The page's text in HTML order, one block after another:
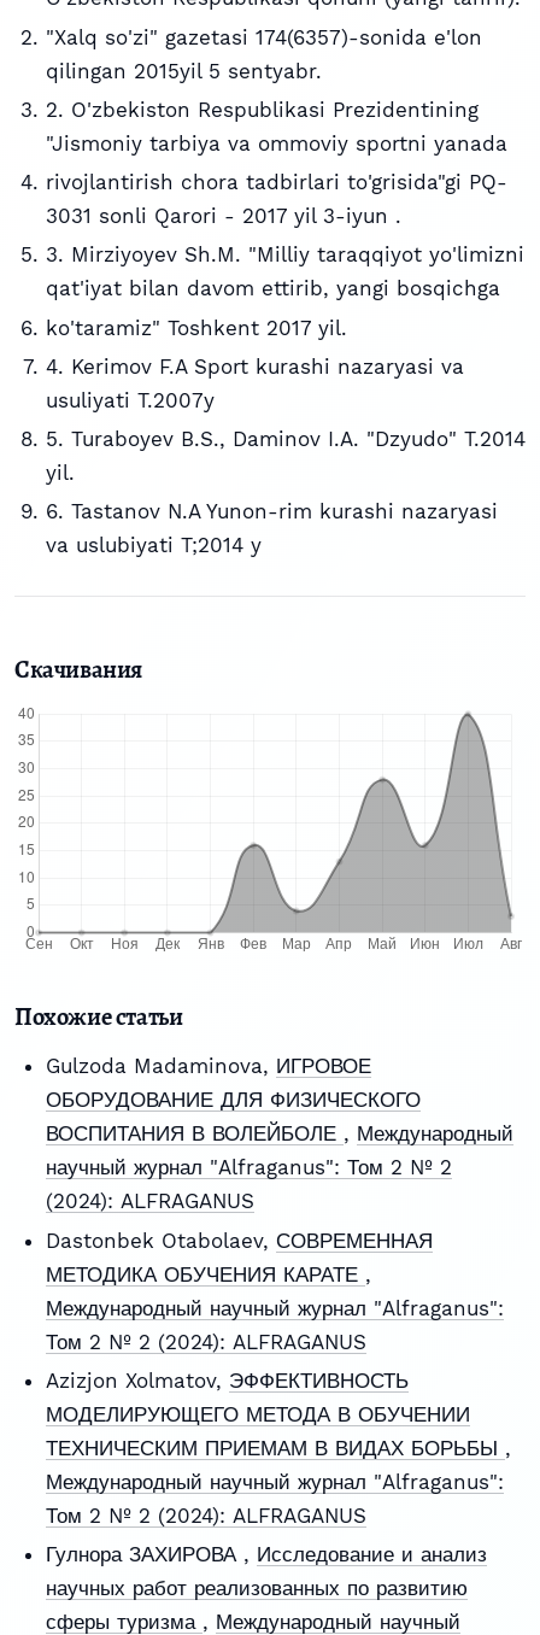
"Xalq so'zi" gazetasi 174(6357)-sonida e'lon
qilingan 2015yil 5 sentyabr.
2. O'zbekiston Respublikasi Prezidentining
"Jismoniy tarbiya va ommoviy sportni yanada
rivojlantirish chora tadbirlari to'grisida"gi PQ-
3031 sonli Qarori - 2017 yil 3-iyun .
3. Mirziyoyev Sh.M. "Milliy taraqqiyot yo'limizni
qat'iyat bilan davom ettirib, yangi bosqichga
ko'taramiz" Toshkent 2017 yil.
4. Kerimov F.A Sport kurashi nazaryasi va
usuliyati T.2007y
5. Turaboyev B.S., Daminov I.A. "Dzyudo" T.2014
yil.
6. Tastanov N.A Yunon-rim kurashi nazaryasi
va uslubiyati T;2014 y
Скачивания
Похожие статьи
Gulzoda Madaminova, ИГРОВОЕ
ОБОРУДОВАНИЕ ДЛЯ ФИЗИЧЕСКОГО
ВОСПИТАНИЯ В ВОЛЕЙБОЛЕ , Международный
научный журнал "Alfraganus": Том 2 № 2
(2024): ALFRAGANUS
Dastonbek Otabolaev, СОВРЕМЕННАЯ
МЕТОДИКА ОБУЧЕНИЯ КАРАТЕ ,
Международный научный журнал "Alfraganus":
Том 2 № 2 (2024): ALFRAGANUS
Azizjon Xolmatov, ЭФФЕКТИВНОСТЬ
МОДЕЛИРУЮЩЕГО МЕТОДА В ОБУЧЕНИИ
ТЕХНИЧЕСКИМ ПРИЕМАМ В ВИДАХ БОРЬБЫ ,
Международный научный журнал "Alfraganus":
Том 2 № 2 (2024): ALFRAGANUS
Гулнора ЗАХИРОВА , Исследование и анализ
научных работ реализованных по развитию
сферы туризма , Международный научный